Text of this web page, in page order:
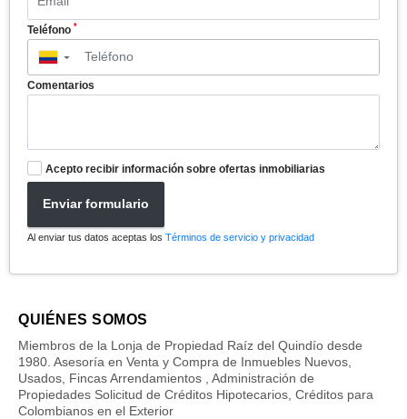
Teléfono *
▼
Comentarios
Acepto recibir información sobre ofertas inmobiliarias
Enviar formulario
Al enviar tus datos aceptas los Términos de servicio y privacidad
QUIÉNES SOMOS
Miembros de la Lonja de Propiedad Raíz del Quindío desde
1980. Asesoría en Venta y Compra de Inmuebles Nuevos,
Usados, Fincas Arrendamientos , Administración de
Propiedades Solicitud de Créditos Hipotecarios, Créditos para
Colombianos en el Exterior